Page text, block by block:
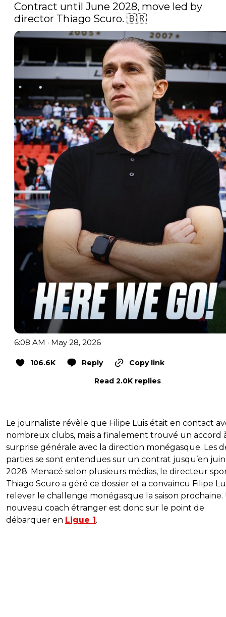
Contract until June 2028, move led by
director Thiago Scuro. 🇧🇷
6:08 AM · May 28, 2026
106.6K Reply
Copy link
Read 2.0K replies
Le journaliste révèle que Filipe Luis était en contact
nombreux clubs, mais a finalement trouvé un accord
surprise générale avec la direction monégasque. Les
parties se sont entendues sur un contrat jusqu’en juin
2028. Menacé selon plusieurs médias, le directeur
Thiago Scuro a géré ce dossier et a convaincu Filipe
relever le challenge monégasque la saison prochaine.
nouveau coach étranger est donc sur le point de
débarquer en Ligue 1 .